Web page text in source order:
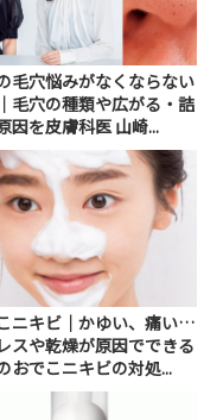
毛穴悩みがなくならない
毛穴の種類や広がる・詰
因を皮膚科医 山崎...
ニキビ｜かゆい、痛い…
スや乾燥が原因でできる
おでこニキビの対処...